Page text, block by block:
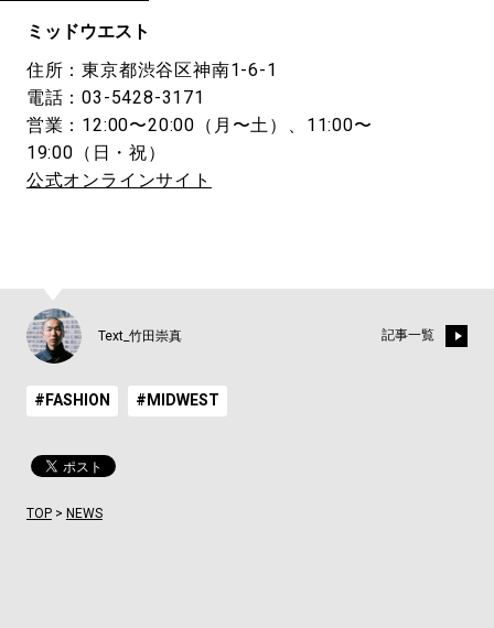
ミッドウエスト
住所：東京都渋谷区神南1-6-1
電話：03-5428-3171
営業：12:00〜20:00（月〜土）、11:00〜
19:00（日・祝）
公式オンラインサイト
Text_竹田崇真 記事一覧
#FASHION #MIDWEST
TOP> NEWS